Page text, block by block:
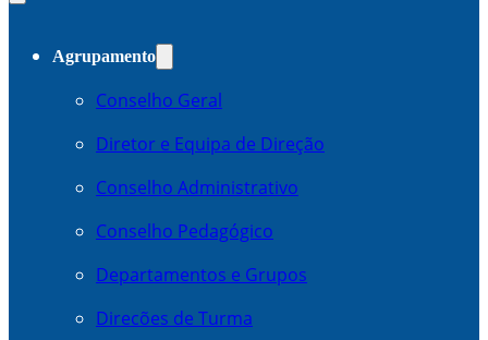
Agrupamento
Conselho Geral
Diretor e Equipa de Direção
Conselho Administrativo
Conselho Pedagógico
Departamentos e Grupos
Direcões de Turma